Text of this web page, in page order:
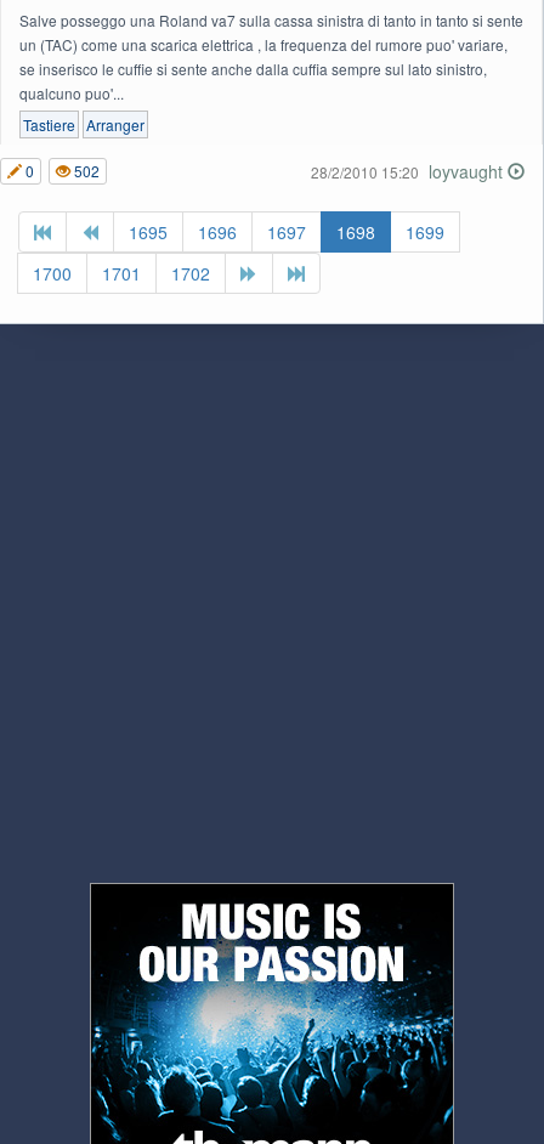
Salve posseggo una Roland va7 sulla cassa sinistra di tanto in tanto si sente
un (TAC) come una scarica elettrica , la frequenza del rumore puo' variare,
se inserisco le cuffie si sente anche dalla cuffia sempre sul lato sinistro,
qualcuno puo'...
Tastiere Arranger
loyvaught
28/2/2010 15:20
0 502
1695 1696 1697 1698
1699
1700
1701 1702